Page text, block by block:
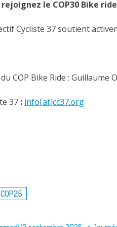
le COP30 Bike
Cycliste 37 soutient
COP Bike Ride : Guillaume
37 : info[at]cc37.org
COP25